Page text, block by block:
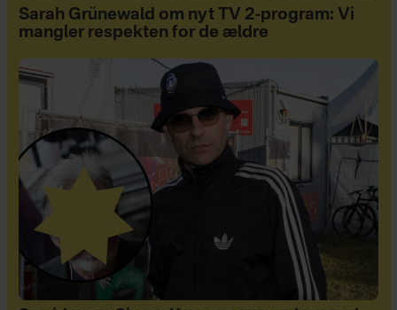
Sarah Grünewald om nyt TV 2-program: Vi
mangler respekten for de ældre